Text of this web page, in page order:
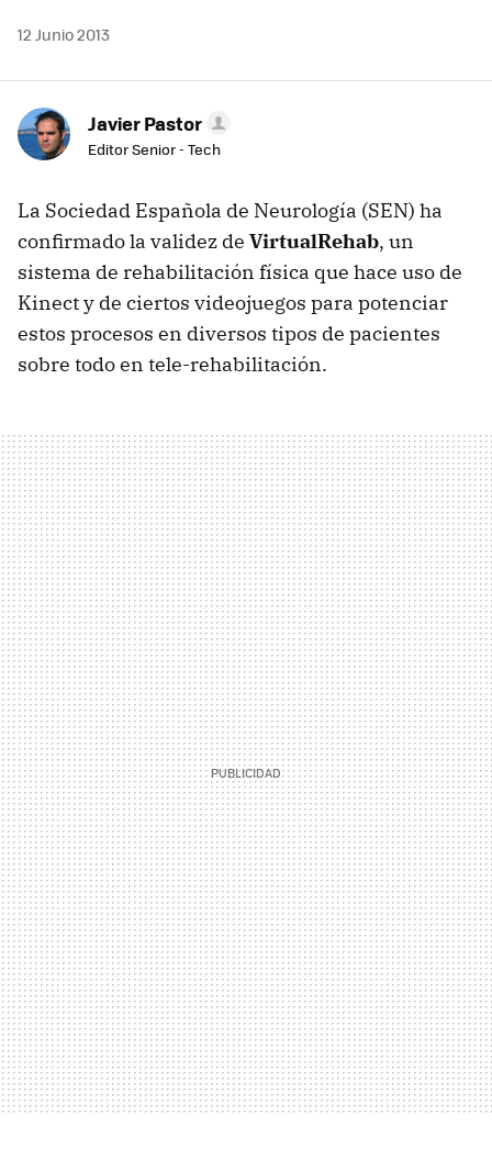
12 Junio 2013
Javier Pastor
Editor Senior - Tech
La Sociedad Española de Neurología (SEN) ha
confirmado la validez de VirtualRehab, un
sistema de rehabilitación física que hace uso de
Kinect y de ciertos videojuegos para potenciar
estos procesos en diversos tipos de pacientes
sobre todo en tele-rehabilitación.